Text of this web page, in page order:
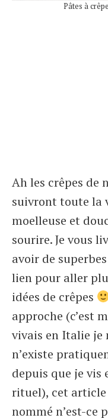
Pâtes à
Ah les crêpes de
suivront toute la
moelleuse et
sourire. Je vous
avoir de superbes
lien pour aller
idées de crêpes
approche (c’est
vivais en Italie je
n’existe
depuis que je vis
rituel), cet
nommé n’est-ce